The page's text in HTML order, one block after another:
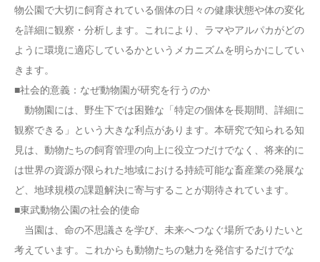
物公園で大切に飼育されている個体の日々の健康状態や体の変化
を詳細に観察・分析します。これにより、ラマやアルパカがどの
ように環境に適応しているかというメカニズムを明らかにしてい
きます。
■社会的意義：なぜ動物園が研究を行うのか
動物園には、野生下では困難な「特定の個体を長期間、詳細に
観察できる」という大きな利点があります。本研究で知られる知
見は、動物たちの飼育管理の向上に役立つだけでなく、将来的に
は世界の資源が限られた地域における持続可能な畜産業の発展な
ど、地球規模の課題解決に寄与することが期待されています。
■東武動物公園の社会的使命
当園は、命の不思議さを学び、未来へつなぐ場所でありたいと
考えています。これからも動物たちの魅力を発信するだけでな